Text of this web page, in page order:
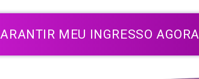
MEU INGRESSO AGORA